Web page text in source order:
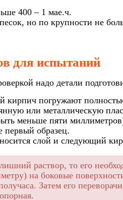
400 – 1 мае.ч.
но по крупности не
для испытаний
надо детали
кирпич погружают
или металлическую
меньше пяти
первый образец.
слой и следующий
раствор, то его
на боковые
Затем его